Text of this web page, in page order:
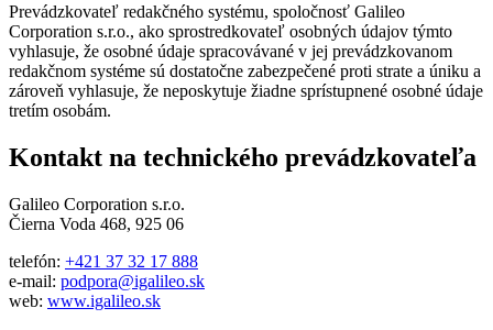
Prevádzkovateľ redakčného systému, spoločnosť Galileo
Corporation s.r.o., ako sprostredkovateľ osobných údajov týmto
vyhlasuje, že osobné údaje spracovávané v jej prevádzkovanom
redakčnom systéme sú dostatočne zabezpečené proti strate a úniku a
zároveň vyhlasuje, že neposkytuje žiadne sprístupnené osobné údaje
tretím osobám.
Kontakt na technického prevádzkovateľa
Galileo Corporation s.r.o.
Čierna Voda 468, 925 06
telefón: +421 37 32 17 888
e-mail: podpora@igalileo.sk
web: www.igalileo.sk